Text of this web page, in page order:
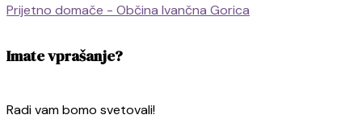
Prijetno domače - Občina Ivančna Gorica
Imate vprašanje?
Radi vam bomo svetovali!